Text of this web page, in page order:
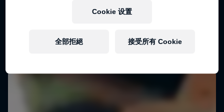
Cookie 设置
全部拒絕 接受所有 Cookie